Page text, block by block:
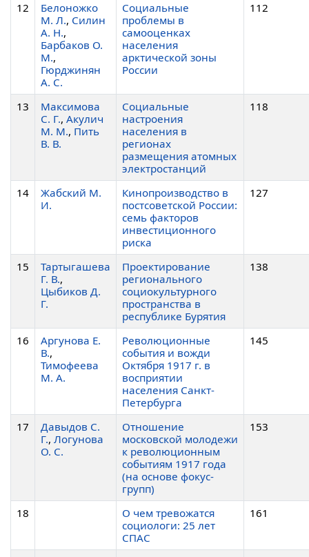
12
Белоножко
М. Л., Силин
А. Н.,
Барбаков О.
М.,
Гюрджинян
А. С.
Социальные
проблемы в
самооценках
населения
арктической зоны
России
112
13
Максимова
С. Г., Акулич
М. М., Пить
В. В.
Социальные
настроения
населения в
регионах
размещения атомных
электростанций
118
14
Жабский М.
И.
Кинопроизводство в
постсоветской России:
семь факторов
инвестиционного
риска
127
15
Тартыгашева
Г. В.,
Цыбиков Д.
Г.
Проектирование
регионального
социокультурного
пространства в
республике Бурятия
138
16
Аргунова Е.
В.,
Тимофеева
М. А.
Революционные
события и вожди
Октября 1917 г. в
восприятии
населения Санкт-
Петербурга
145
17
Давыдов С.
Г., Логунова
О. С.
Отношение
московской молодежи
к революционным
событиям 1917 года
(на основе фокус-
групп)
153
18
О чем тревожатся
социологи: 25 лет
СПАС
161